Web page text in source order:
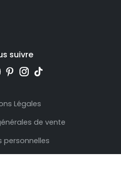
suivre
Légales
de vente
personnelles